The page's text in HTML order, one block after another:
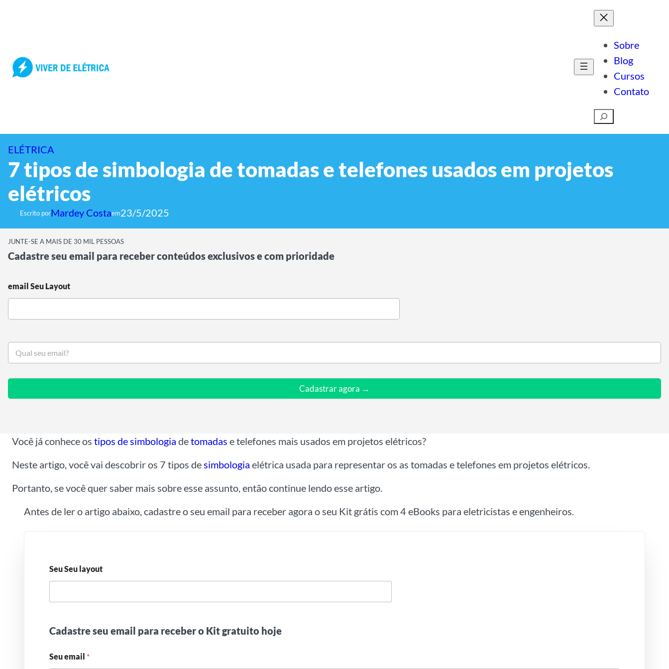
Sobre
Blog
Cursos
Contato
Pesquisar
ELÉTRICA
7 tipos de simbologia de tomadas e telefones usados em projetos
elétricos
Escrito porMardey Costaem23/5/2025
JUNTE-SE A MAIS DE 30 MIL PESSOAS
Cadastre seu email para receber conteúdos exclusivos e com prioridade
email Seu Layout
S
u
Cadastrar agora →
Você já conhece os tipos de simbologia detomadas e telefones mais usados em projetos elétricos?
Neste artigo, você vai descobrir os 7 tipos desimbologia elétrica usada para representar os as tomadas e telefones em projetos elétricos.
Portanto, se você quer saber mais sobre esse assunto, então continue lendo esse artigo.
Antes de ler o artigo abaixo, cadastre o seu email para receber agora o seu Kit grátis com 4 eBooks para eletricistas e engenheiros.
Seu Seu layout
Cadastre seu email para receber o Kit gratuito hoje
Seu email *